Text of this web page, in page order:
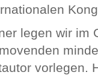
legen wir im
vorlegen.